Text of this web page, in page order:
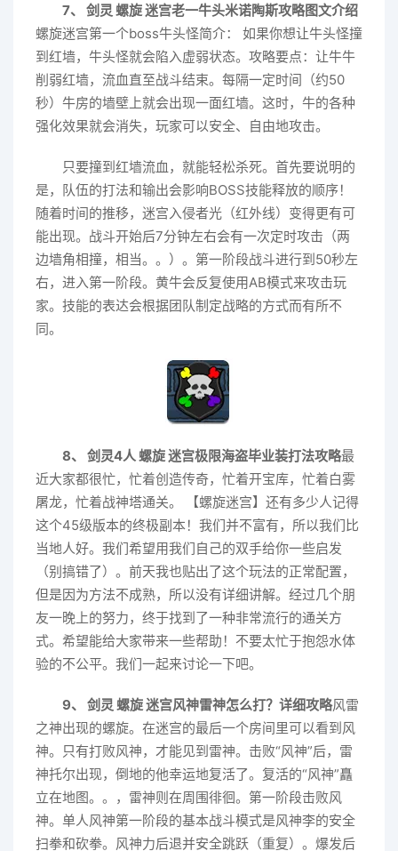
7、 剑灵 螺旋 迷宫老一牛头米诺陶斯攻略图文介绍
螺旋迷宫第一个boss牛头怪简介： 如果你想让牛头怪撞
到红墙，牛头怪就会陷入虚弱状态。攻略要点：让牛牛
削弱红墙，流血直至战斗结束。每隔一定时间（约50
秒）牛房的墙壁上就会出现一面红墙。这时，牛的各种
强化效果就会消失，玩家可以安全、自由地攻击。
只要撞到红墙流血，就能轻松杀死。首先要说明的
是，队伍的打法和输出会影响BOSS技能释放的顺序！
随着时间的推移，迷宫入侵者光（红外线）变得更有可
能出现。战斗开始后7分钟左右会有一次定时攻击（两
边墙角相撞，相当。。）。第一阶段战斗进行到50秒左
右，进入第一阶段。黄牛会反复使用AB模式来攻击玩
家。技能的表达会根据团队制定战略的方式而有所不
同。
8、 剑灵4人 螺旋 迷宫极限海盗毕业装打法攻略最
近大家都很忙，忙着创造传奇，忙着开宝库，忙着白雾
屠龙，忙着战神塔通关。 【螺旋迷宫】还有多少人记得
这个45级版本的终极副本！我们并不富有，所以我们比
当地人好。我们希望用我们自己的双手给你一些启发
（别搞错了）。前天我也贴出了这个玩法的正常配置，
但是因为方法不成熟，所以没有详细讲解。经过几个朋
友一晚上的努力，终于找到了一种非常流行的通关方
式。希望能给大家带来一些帮助！不要太忙于抱怨水体
验的不公平。我们一起来讨论一下吧。
9、 剑灵 螺旋 迷宫风神雷神怎么打？详细攻略风雷
之神出现的螺旋。在迷宫的最后一个房间里可以看到风
神。只有打败风神，才能见到雷神。击败“风神”后，雷
神托尔出现，倒地的他幸运地复活了。复活的“风神”矗
立在地图。。，雷神则在周围徘徊。第一阶段击败风
神。单人风神第一阶段的基本战斗模式是风神李的安全
扫拳和砍拳。风神力后退并安全跳跃（重复）。爆发后